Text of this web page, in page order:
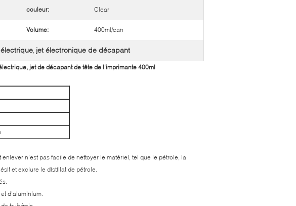
couleur: Clear
Volume: 400ml/can
, jet électronique de décapant
jet de décapant de tête de l'imprimante 400ml
n'est pas facile de nettoyer le matériel, tel que le pétrole, la
et exclure le distillat de pétrole.
d'aluminium.